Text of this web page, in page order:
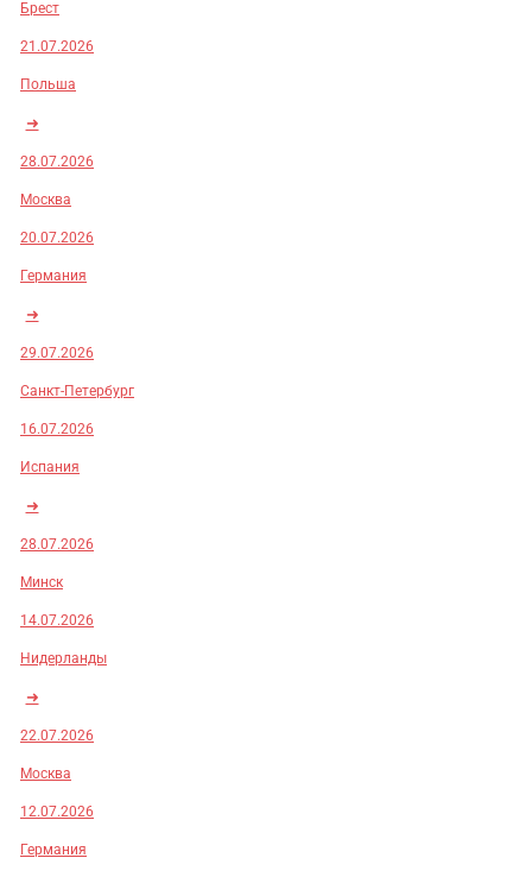
Брест
21.07.2026
Польша
➜
28.07.2026
Москва
20.07.2026
Германия
➜
29.07.2026
Санкт-Петербург
16.07.2026
Испания
➜
28.07.2026
Минск
14.07.2026
Нидерланды
➜
22.07.2026
Москва
12.07.2026
Германия